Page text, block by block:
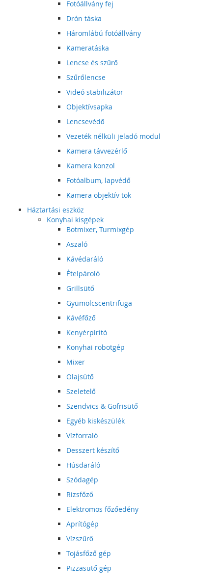
Fotóállvány fej
Drón táska
Háromlábú fotóállvány
Kameratáska
Lencse és szűrő
Szűrőlencse
Videó stabilizátor
Objektívsapka
Lencsevédő
Vezeték nélküli jeladó modul
Kamera távvezérlő
Kamera konzol
Fotóalbum, lapvédő
Kamera objektív tok
Háztartási eszköz
Konyhai kisgépek
Botmixer, Turmixgép
Aszaló
Kávédaráló
Ételpároló
Grillsütő
Gyümölcscentrifuga
Kávéfőző
Kenyérpirító
Konyhai robotgép
Mixer
Olajsütő
Szeletelő
Szendvics & Gofrisütő
Egyéb kiskészülék
Vízforraló
Desszert készítő
Húsdaráló
Szódagép
Rizsfőző
Elektromos főzőedény
Aprítógép
Vízszűrő
Tojásfőző gép
Pizzasütő gép